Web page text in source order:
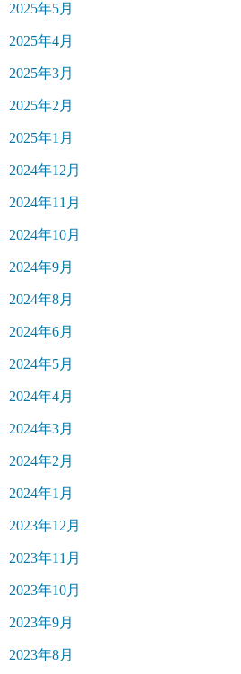
2025年5月
2025年4月
2025年3月
2025年2月
2025年1月
2024年12月
2024年11月
2024年10月
2024年9月
2024年8月
2024年6月
2024年5月
2024年4月
2024年3月
2024年2月
2024年1月
2023年12月
2023年11月
2023年10月
2023年9月
2023年8月